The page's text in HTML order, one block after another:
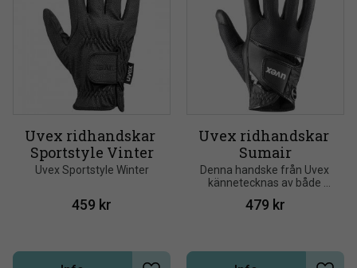
Uvex ridhandskar
Sportstyle Vinter
Uvex Sportstyle Winter
459 kr
Uvex ridhandskar
Sumair
Denna handske från Uvex
kännetecknas av både
479 kr